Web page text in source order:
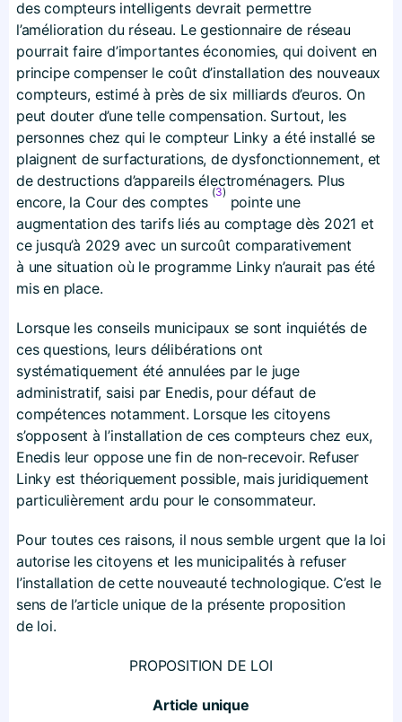
des compteurs intelligents devrait permettre
l’amélioration du réseau. Le gestionnaire de réseau
pourrait faire d’importantes économies, qui doivent en
principe compenser le coût d’installation des nouveaux
compteurs, estimé à près de six milliards d’euros. On
peut douter d’une telle compensation. Surtout, les
personnes chez qui le compteur Linky a été installé se
plaignent de surfacturations, de dysfonctionnement, et
de destructions d’appareils électroménagers. Plus
encore, la Cour des comptes
(3)
pointe une
augmentation des tarifs liés au comptage dès 2021 et
ce jusqu’à 2029 avec un surcoût comparativement
à une situation où le programme Linky n’aurait pas été
mis en place.
Lorsque les conseils municipaux se sont inquiétés de
ces questions, leurs délibérations ont
systématiquement été annulées par le juge
administratif, saisi par Enedis, pour défaut de
compétences notamment. Lorsque les citoyens
s’opposent à l’installation de ces compteurs chez eux,
Enedis leur oppose une fin de non-recevoir. Refuser
Linky est théoriquement possible, mais juridiquement
particulièrement ardu pour le consommateur.
Pour toutes ces raisons, il nous semble urgent que la loi
autorise les citoyens et les municipalités à refuser
l’installation de cette nouveauté technologique. C’est le
sens de l’article unique de la présente proposition
de loi.
PROPOSITION DE LOI
Article unique